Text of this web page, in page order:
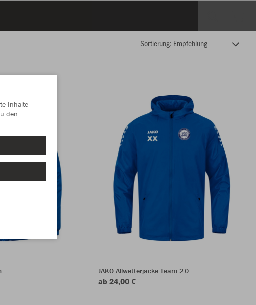
JAKO Allwetterjacke Team 2.0
ab 24,00 €
Inhalte
den